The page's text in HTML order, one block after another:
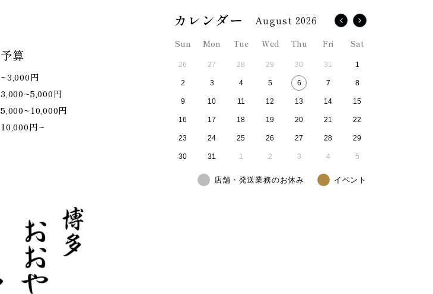
予算
~3,000円
3,000~5,000円
5,000~10,000円
10,000円~
August 2026
Sun Mon Tue Wed Thu Fri Sat
26 27 28 29 30 31 1
2 3 4 5 6 7 8
9 10 11 12 13 14 15
16 17 18 19 20 21 22
23 24 25 26 27 28 29
30 31 1 2 3 4 5
店舗・発送業務のお休み イベント